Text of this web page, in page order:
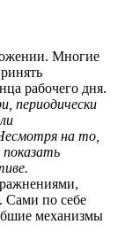
Многие
рабочего дня.
периодически
на то,
Сами по себе
механизмы